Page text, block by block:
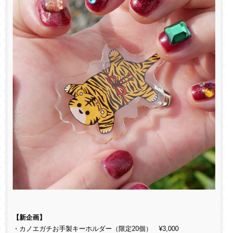
【新企画】
・カノエガチお手製キーホルダー（限定20個） ¥3,000